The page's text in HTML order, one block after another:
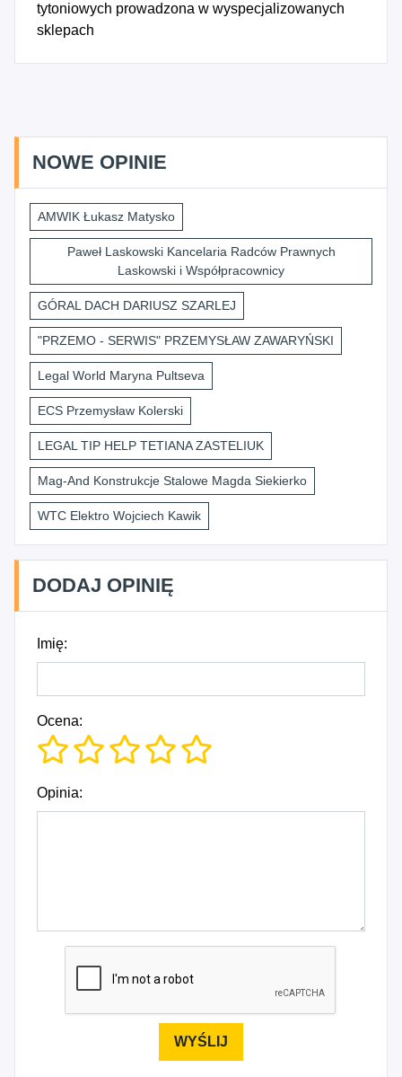
tytoniowych prowadzona w wyspecjalizowanych
sklepach
NOWE OPINIE
AMWIK Łukasz Matysko
Paweł Laskowski Kancelaria Radców Prawnych
Laskowski i Współpracownicy
GÓRAL DACH DARIUSZ SZARLEJ
"PRZEMO - SERWIS" PRZEMYSŁAW ZAWARYŃSKI
Legal World Maryna Pultseva
ECS Przemysław Kolerski
LEGAL TIP HELP TETIANA ZASTELIUK
Mag-And Konstrukcje Stalowe Magda Siekierko
WTC Elektro Wojciech Kawik
DODAJ OPINIĘ
Imię:
Ocena:
Opinia: